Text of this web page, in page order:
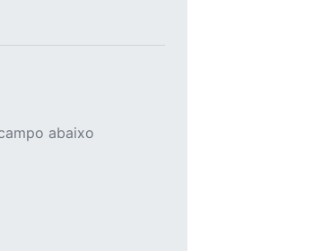
abaixo